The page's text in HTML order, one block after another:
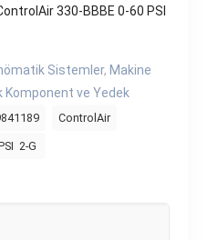
330-BBBE 0-60 PSI
Sistemler, Makine
Komponent ve Yedek
ControlAir
2-G